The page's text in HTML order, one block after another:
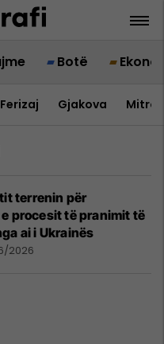
Botë
Ferizaj Gjakova
terrenin për
procesit të pranimit të
ai i Ukrainës
2026